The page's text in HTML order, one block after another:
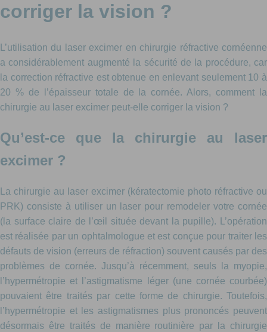
corriger la vision ?
L’utilisation du laser excimer en chirurgie réfractive cornéenne
a considérablement augmenté la sécurité de la procédure, car
la correction réfractive est obtenue en enlevant seulement 10 à
20 % de l’épaisseur totale de la cornée. Alors, comment la
chirurgie au laser excimer peut-elle corriger la vision ?
Qu’est-ce que la chirurgie au laser
excimer ?
La chirurgie au laser excimer (kératectomie photo réfractive ou
PRK) consiste à utiliser un laser pour remodeler votre cornée
(la surface claire de l’œil située devant la pupille). L’opération
est réalisée par un ophtalmologue et est conçue pour traiter les
défauts de vision (erreurs de réfraction) souvent causés par des
problèmes de cornée. Jusqu’à récemment, seuls la myopie,
l’hypermétropie et l’astigmatisme léger (une cornée courbée)
pouvaient être traités par cette forme de chirurgie. Toutefois,
l’hypermétropie et les astigmatismes plus prononcés peuvent
désormais être traités de manière routinière par la chirurgie